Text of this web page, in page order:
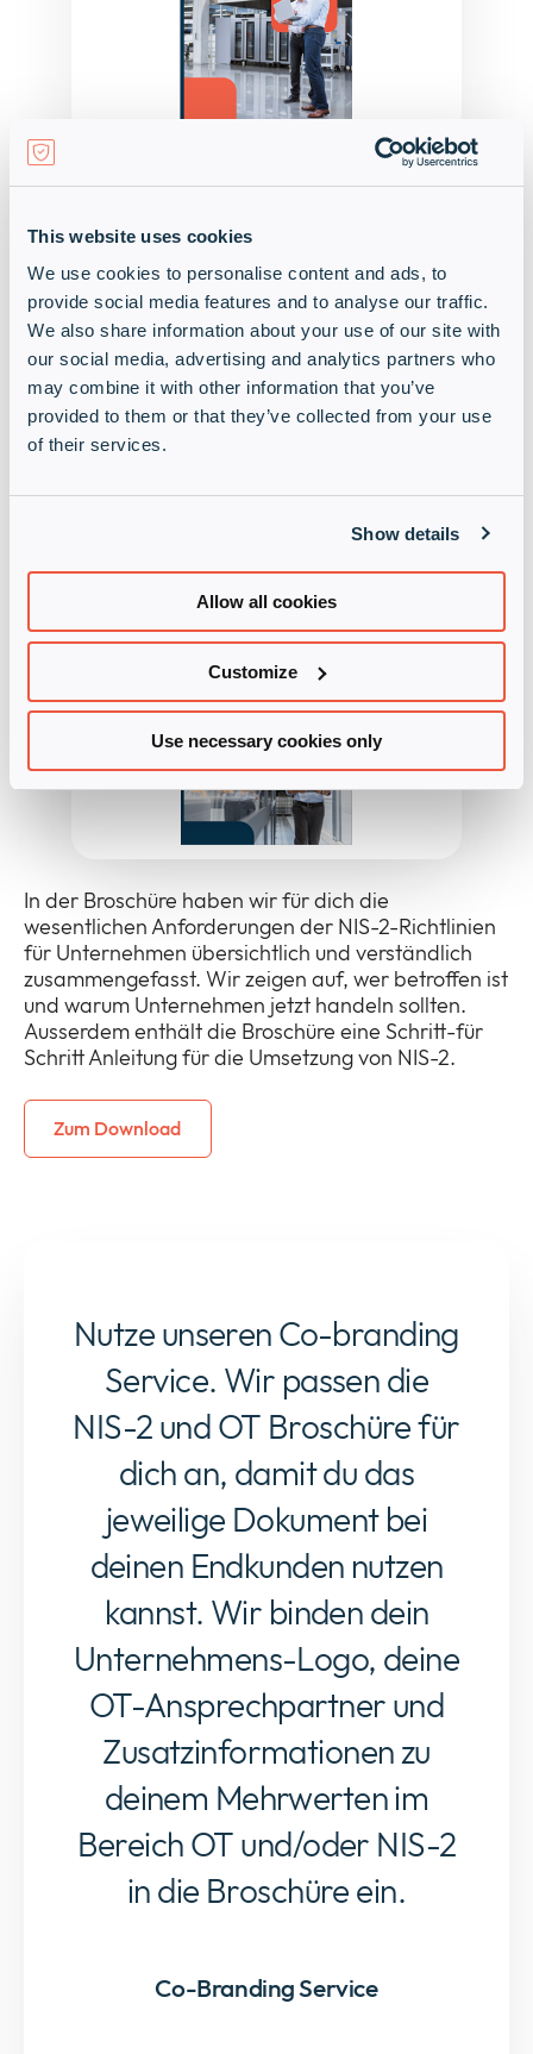
This website uses cookies
We use cookies to personalise content and ads, to
provide social media features and to analyse our traffic.
We also share information about your use of our site with
our social media, advertising and analytics partners who
may combine it with other information that you’ve
provided to them or that they’ve collected from your use
of their services.
Show details
Allow all cookies
Customize
Use necessary cookies only
Du findest unser Angebot basierend auf den
dargestellt .
Zum Download
In der Broschüre haben wir für dich die
wesentlichen Anforderungen der NIS-2-Richtlinien
für Unternehmen übersichtlich und verständlich
zusammengefasst. Wir zeigen auf, wer betroffen ist
und warum Unternehmen jetzt handeln sollten.
Ausserdem enthält die Broschüre eine Schritt-für
Schritt Anleitung für die Umsetzung von NIS-2.
Zum Download
Nutze unseren Co-branding
Service. Wir passen die
NIS-2 und OT Broschüre für
dich an, damit du das
jeweilige Dokument bei
deinen Endkunden nutzen
kannst. Wir binden dein
Unternehmens-Logo, deine
OT-Ansprechpartner und
Zusatzinformationen zu
deinem Mehrwerten im
Bereich OT und/oder NIS-2
in die Broschüre ein.
Co-Branding Service